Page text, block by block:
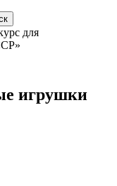
для
игрушки